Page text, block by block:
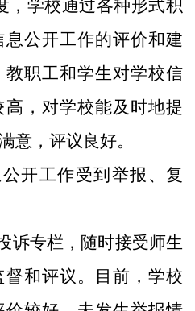
，学校通过各种形式积
公开工作的评价和建
职工和学生对学校信
，对学校能及时地提
意，评议良好。
开工作受到举报、复
诉专栏，随时接受师生
和评议。目前，学校